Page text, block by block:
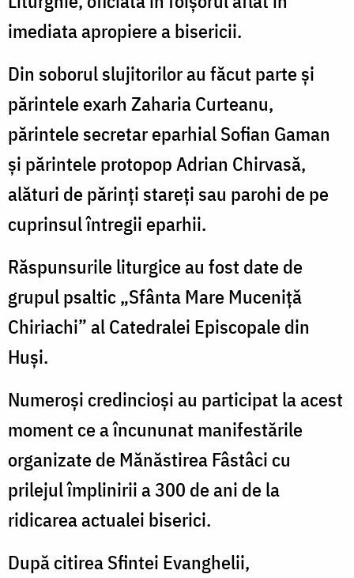
imediata apropiere a bisericii.
Din soborul slujitorilor au făcut parte și
părintele exarh Zaharia Curteanu,
părintele secretar eparhial Sofian Gaman
și părintele protopop Adrian Chirvasă,
alături de părinți stareți sau parohi de pe
cuprinsul întregii eparhii.
Răspunsurile liturgice au fost date de
grupul psaltic „Sfânta Mare Muceniță
Chiriachi” al Catedralei Episcopale din
Huși.
Numeroși credincioși au participat la acest
moment ce a încununat manifestările
organizate de Mănăstirea Fâstâci cu
prilejul împlinirii a 300 de ani de la
ridicarea actualei biserici.
După citirea Sfintei Evanghelii,